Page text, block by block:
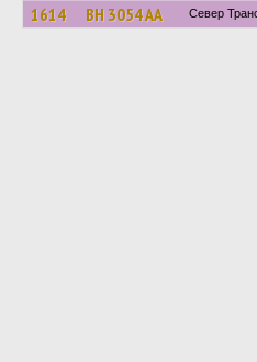
1614 BH 3054 AA Север